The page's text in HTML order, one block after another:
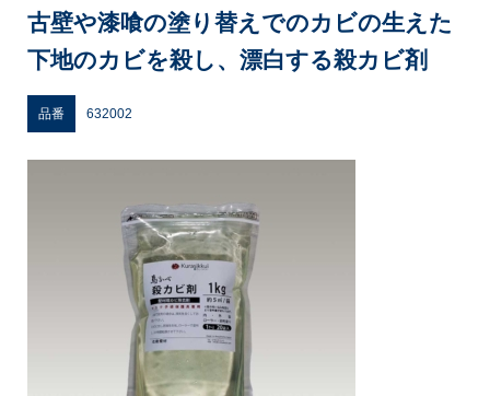
古壁や漆喰の塗り替えでのカビの生えた
下地のカビを殺し、漂白する殺カビ剤
品番 632002